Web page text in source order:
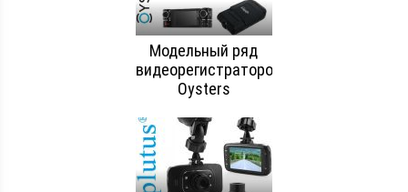
Модельный ряд
видеорегистраторов
Oysters